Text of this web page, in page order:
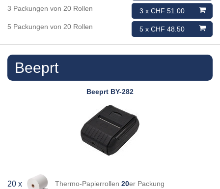
3 x CHF 51.00
3 Packungen von 20 Rollen
5 x CHF 48.50
5 Packungen von 20 Rollen
Beeprt
Beeprt BY-282
20 x Thermo-Papierrollen 20er Packung